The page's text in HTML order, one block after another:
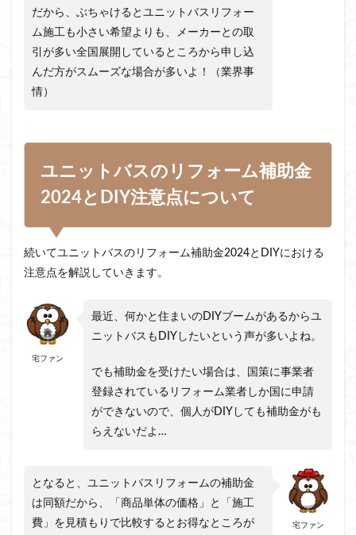
だから、ぶちゃけるとユニットバスリフォー
ム施工も小さい希望よりも、メーカーとの取
引が多い全国展開しているところから申し込
んだ方がスムーズな場合が多いよ！（業界事
情）
ユニットバスのリフォーム補助金
2024とDIY注意点について
続いてユニットバスのリフォーム補助金2024とDIYにおける
注意点を解説していきます。
宅ファン
最近、何かと住まいのDIYブームがあるからユ
ニットバスもDIYしたいという声が多いよね。
でも補助金を受けたい場合は、国策に事業者
登録されているリフォーム業者しか国に申請
ができないので、個人がDIYしても補助金がも
らえないだよ…
宅ファン
となると、ユニットバスリフォームの補助金
は同額だから、「商品単体の価格」と「施工
費」を見積もりで比較するとお得なところが